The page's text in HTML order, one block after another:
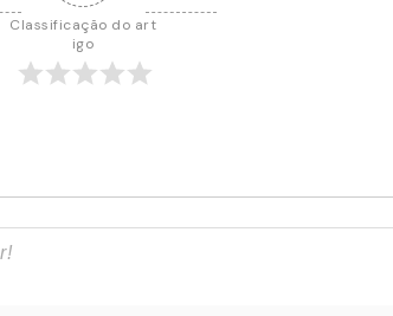
Classificação do art
igo